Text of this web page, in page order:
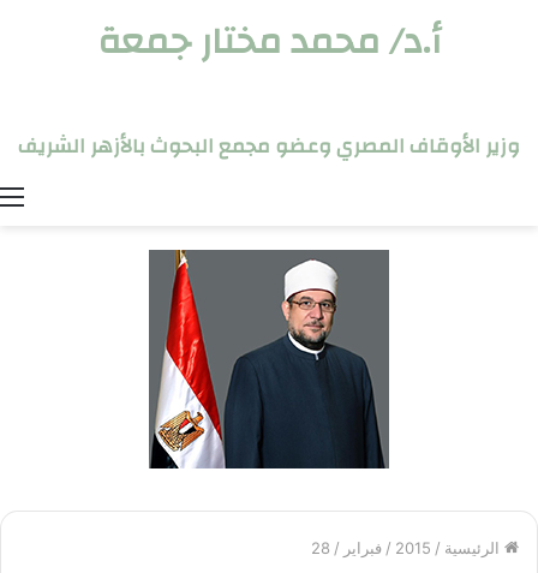
أ.د/ محمد مختار جمعة
وزير الأوقاف المصري وعضو مجمع البحوث بالأزهر الشريف
الرئيسية /
2015
/ فبراير /
28